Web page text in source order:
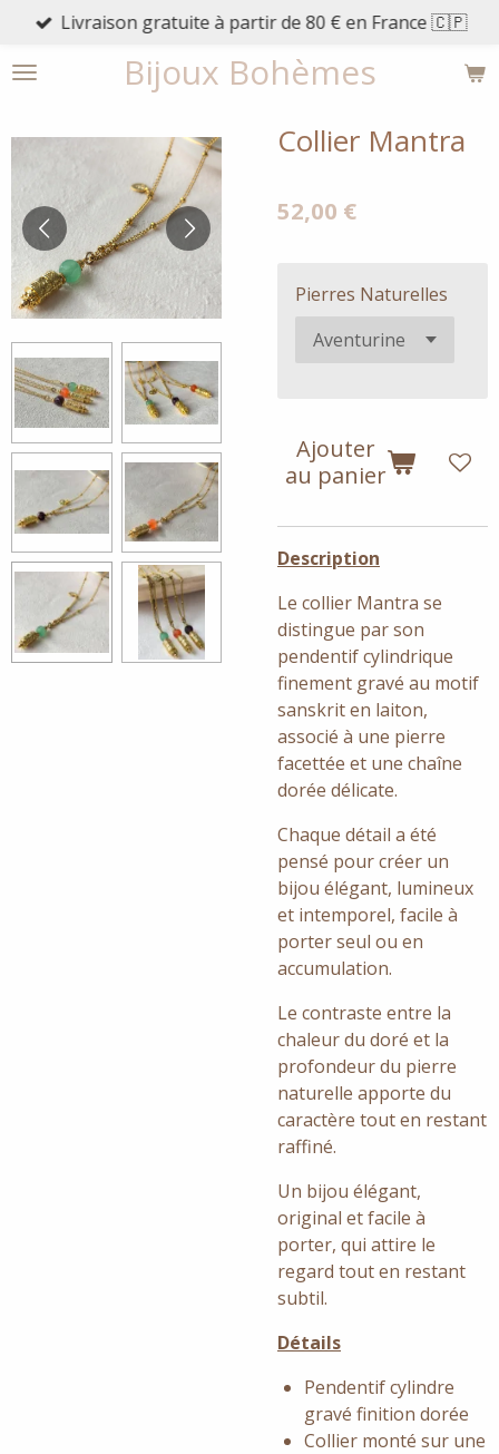
Passer
contenu
Bijoux Bohèmes
Livraison gratuite à partir de 80 € en France 🇨🇵
Collier Mantra
52,00 €
Pierres Naturelles
Ajouter
au panier
Description
Le collier Mantra se
distingue par son
pendentif cylindrique
finement gravé au motif
sanskrit en laiton,
associé à une pierre
facettée et une chaîne
dorée délicate.
Chaque détail a été
pensé pour créer un
bijou élégant, lumineux
et intemporel, facile à
porter seul ou en
accumulation.
Le contraste entre la
chaleur du doré et la
profondeur du pierre
naturelle apporte du
caractère tout en restant
raffiné.
Un bijou élégant,
original et facile à
porter, qui attire le
regard tout en restant
subtil.
Détails
Pendentif cylindre
gravé finition dorée
Collier monté sur une